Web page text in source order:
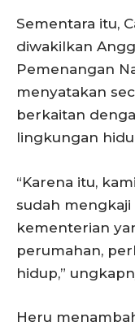
Sementara itu,
diwakilkan
Pemenangan
menyatakan
berkaitan
lingkungan
“Karena itu,
sudah
kementerian
perumahan,
hidup,”
Heru